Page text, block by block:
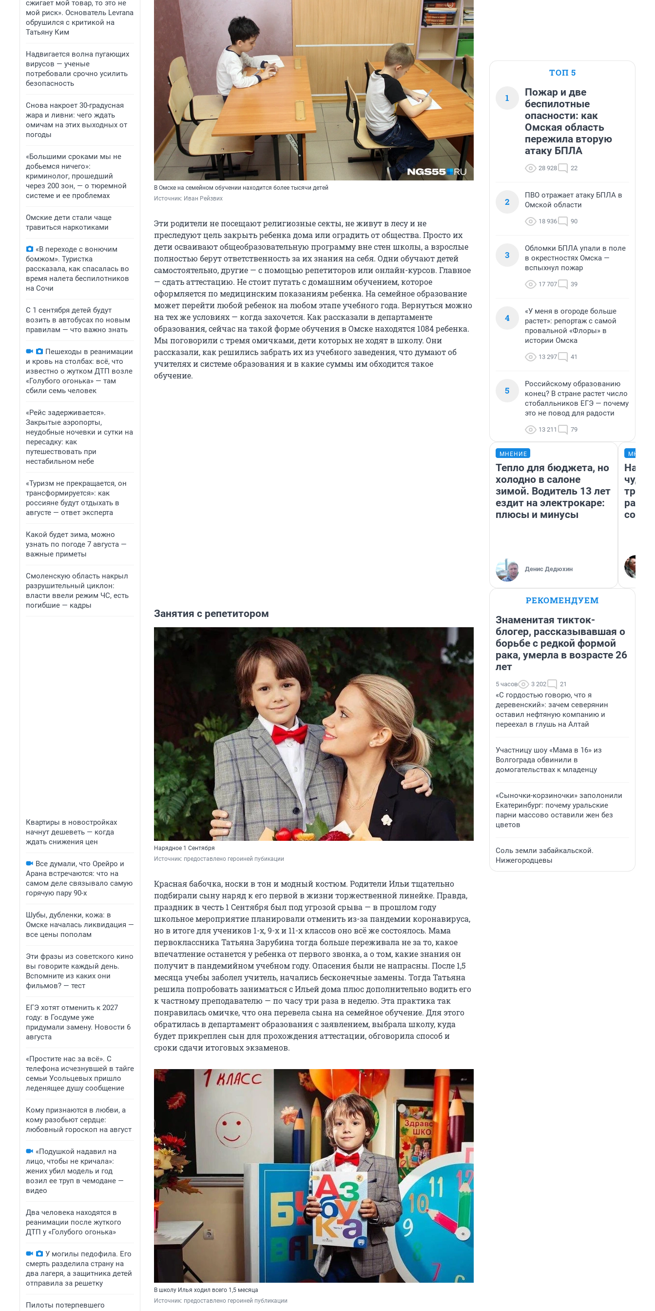
сжигает мой товар, то это не
мой риск». Основатель Levrana
обрушился с критикой на
Татьяну Ким
Надвигается волна пугающих
вирусов — ученые
потребовали срочно усилить
безопасность
Снова накроет 30-градусная
жара и ливни: чего ждать
омичам на этих выходных от
погоды
«Большими сроками мы не
добьемся ничего»:
криминолог, прошедший
через 200 зон, — о тюремной
системе и ее проблемах
Омские дети стали чаще
травиться наркотиками
«В переходе с вонючим
бомжом». Туристка
рассказала, как спасалась во
время налета беспилотников
на Сочи
С 1 сентября детей будут
возить в автобусах по новым
правилам — что важно знать
Пешеходы в реанимации
и кровь на столбах: всё, что
известно о жутком ДТП возле
«Голубого огонька» — там
сбили семь человек
«Рейс задерживается».
Закрытые аэропорты,
неудобные ночевки и сутки на
пересадку: как
путешествовать при
нестабильном небе
«Туризм не прекращается, он
трансформируется»: как
россияне будут отдыхать в
августе — ответ эксперта
Какой будет зима, можно
узнать по погоде 7 августа —
важные приметы
Смоленскую область накрыл
разрушительный циклон:
власти ввели режим ЧС, есть
погибшие — кадры
Квартиры в новостройках
начнут дешеветь — когда
ждать снижения цен
Все думали, что Орейро и
Арана встречаются: что на
самом деле связывало самую
горячую пару 90-х
Шубы, дубленки, кожа: в
Омске началась ликвидация —
все цены пополам
Эти фразы из советского кино
вы говорите каждый день.
Вспомните из каких они
фильмов? — тест
ЕГЭ хотят отменить к 2027
году: в Госдуме уже
придумали замену. Новости 6
августа
«Простите нас за всё». С
телефона исчезнувшей в тайге
семьи Усольцевых пришло
леденящее душу сообщение
Кому признаются в любви, а
кому разобьют сердце:
любовный гороскоп на август
«Подушкой надавил на
лицо, чтобы не кричала»:
жених убил модель и год
возил ее труп в чемодане —
видео
Два человека находятся в
реанимации после жуткого
ДТП у «Голубого огонька»
У могилы педофила. Его
смерть разделила страну на
два лагеря, а защитника детей
отправила за решетку
Пилоты потерпевшего
В Омске на семейном обучении находится более тысячи детей
Источник: Иван Рейзвих
Эти родители не посещают религиозные секты, не живут в лесу и не
преследуют цель закрыть ребенка дома или оградить от общества. Просто их
дети осваивают общеобразовательную программу вне стен школы, а взрослые
полностью берут ответственность за их знания на себя. Одни обучают детей
самостоятельно, другие — с помощью репетиторов или онлайн-курсов. Главное
— сдать аттестацию. Не стоит путать с домашним обучением, которое
оформляется по медицинским показаниям ребенка. На семейное образование
может перейти любой ребенок на любом этапе учебного года. Вернуться можно
на тех же условиях — когда захочется. Как рассказали в департаменте
образования, сейчас на такой форме обучения в Омске находятся 1084 ребенка.
Мы поговорили с тремя омичками, дети которых не ходят в школу. Они
рассказали, как решились забрать их из учебного заведения, что думают об
учителях и системе образования и в какие суммы им обходится такое
обучение.
Занятия с репетитором
Нарядное 1 Сентября
Источник: предоставлено героиней пубикации
Красная бабочка, носки в тон и модный костюм. Родители Ильи тщательно
подбирали сыну наряд к его первой в жизни торжественной линейке. Правда,
праздник в честь 1 Сентября был под угрозой срыва — в прошлом году
школьное мероприятие планировали отменить из-за пандемии коронавируса,
но в итоге для учеников 1-х, 9-х и 11-х классов оно всё же состоялось. Мама
первоклассника Татьяна Зарубина тогда больше переживала не за то, какое
впечатление останется у ребенка от первого звонка, а о том, какие знания он
получит в пандемийном учебном году. Опасения были не напрасны. После 1,5
месяца учебы заболел учитель, начались бесконечные замены. Тогда Татьяна
решила попробовать заниматься с Ильей дома плюс дополнительно водить его
к частному преподавателю — по часу три раза в неделю. Эта практика так
понравилась омичке, что она перевела сына на семейное обучение. Для этого
обратилась в департамент образования с заявлением, выбрала школу, куда
будет прикреплен сын для прохождения аттестации, обговорила способ и
сроки сдачи итоговых экзаменов.
В школу Илья ходил всего 1,5 месяца
Источник: предоставлено героиней публикации
ТОП 5
1
Пожар и две
беспилотные
опасности: как
Омская область
пережила вторую
атаку БПЛА
28 928 22
2
ПВО отражает атаку БПЛА в
Омской области
18 936 90
3
Обломки БПЛА упали в поле
в окрестностях Омска —
вспыхнул пожар
17 707 39
4
«У меня в огороде больше
растет»: репортаж с самой
провальной «Флоры» в
истории Омска
13 297 41
5
Российскому образованию
конец? В стране растет число
стобалльников ЕГЭ — почему
это не повод для радости
13 211 79
МНЕНИЕ
Тепло для бюджета, но
холодно в салоне
зимой. Водитель 13 лет
ездит на электрокаре:
плюсы и минусы
Денис Дедюхин
РЕКОМЕНДУЕМ
Знаменитая тикток-
блогер, рассказывавшая о
борьбе с редкой формой
рака, умерла в возрасте 26
лет
5 часов 3 202 21
«С гордостью говорю, что я
деревенский»: зачем северянин
оставил нефтяную компанию и
переехал в глушь на Алтай
Участницу шоу «Мама в 16» из
Волгограда обвинили в
домогательствах к младенцу
«Сыночки-корзиночки» заполонили
Екатеринбург: почему уральские
парни массово оставили жен без
цветов
Соль земли забайкальской.
Нижегородцевы